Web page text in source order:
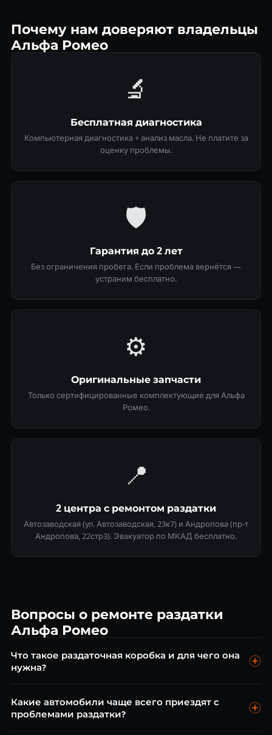
Почему нам доверяют владельцы
Альфа Ромео
🔬
Бесплатная диагностика
Компьютерная диагностика + анализ масла. Не платите за
оценку проблемы.
🛡
Гарантия до 2 лет
Без ограничения пробега. Если проблема вернётся —
устраним бесплатно.
⚙️
Оригинальные запчасти
Только сертифицированные комплектующие для Альфа
Ромео.
📍
2 центра с ремонтом раздатки
Автозаводская (ул. Автозаводская, 23к7) и Андропова (пр-т
Андропова, 22стр3). Эвакуатор по МКАД бесплатно.
Вопросы о ремонте раздатки
Альфа Ромео
Что такое раздаточная коробка и для чего она
нужна?
полноприводных автомобилей, распределяющий
крутящий момент между передней и задней осями.
Какие автомобили чаще всего приездят с
проблемами раздатки?